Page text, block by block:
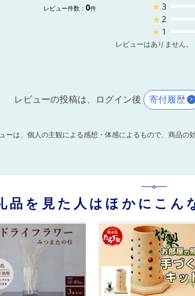
レビュー件数： 0件
★3
★2
★ 1
レビューはありません。
レビューの投稿は、ログイン後 寄付履歴
ーは、個人の主観による感想・体感によるもので、商品の
品を見た人はほかにこん